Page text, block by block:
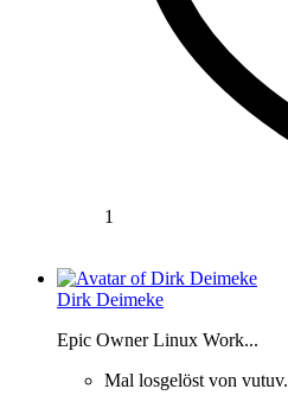
1
Dirk Deimeke
Epic Owner Linux Work...
Mal losgelöst von vutuv.